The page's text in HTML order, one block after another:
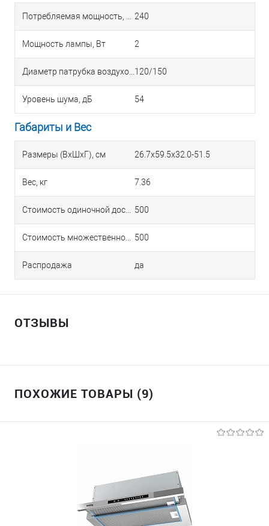
Потребляемая мощность, Вт 240
Мощность лампы, Вт 2
Диаметр патрубка воздуховода, мм120/150
Уровень шума, дБ 54
Габариты и Вес
Размеры (ВхШхГ), см 26.7x59.5x32.0-51.5
Вес, кг 7.36
Стоимость одиночной доставки в Краснодаре 500
Стоимость множественной доставки в Краснодаре 500
Распродажа да
ОТЗЫВЫ
ПОХОЖИЕ ТОВАРЫ (9)